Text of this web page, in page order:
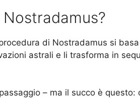
di Nostradamus si
astrali e li trasforma in
– ma il succo è questo: